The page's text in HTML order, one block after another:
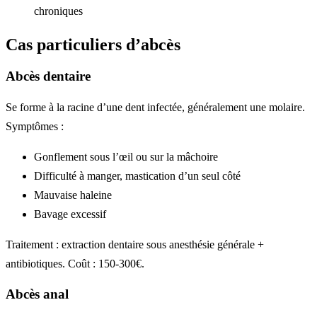
chroniques
Cas particuliers d’abcès
Abcès dentaire
Se forme à la racine d’une dent infectée, généralement une molaire.
Symptômes :
Gonflement sous l’œil ou sur la mâchoire
Difficulté à manger, mastication d’un seul côté
Mauvaise haleine
Bavage excessif
Traitement : extraction dentaire sous anesthésie générale +
antibiotiques. Coût : 150-300€.
Abcès anal